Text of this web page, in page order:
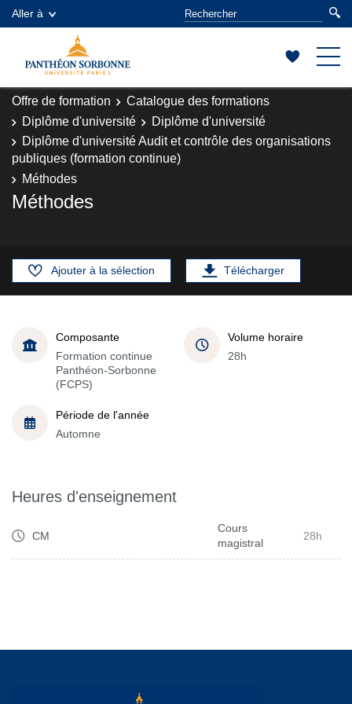
Aller à
Offre de formation
Catalogue des formations
Diplôme d'université
Diplôme d'université
Diplôme d'université Audit et contrôle des organisations
publiques (formation continue)
Méthodes
Méthodes
Ajouter à la sélection Télécharger
Composante
Formation continue
Panthéon-Sorbonne
(FCPS)
Volume horaire
28h
Période de l'année
Automne
Heures d'enseignement
CM
Cours
magistral
28h